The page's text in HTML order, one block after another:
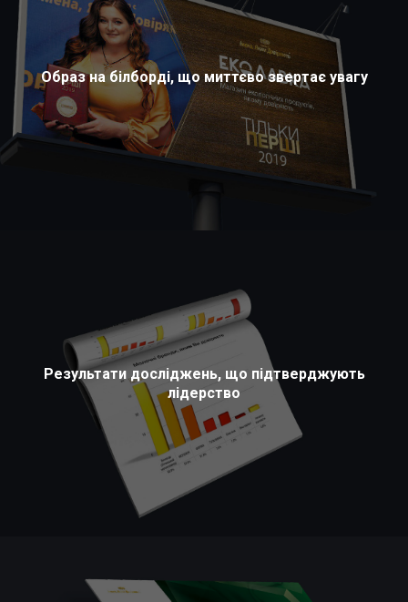
Образ на білборді, що миттєво звертає увагу
Результати досліджень, що підтверджують
лідерство